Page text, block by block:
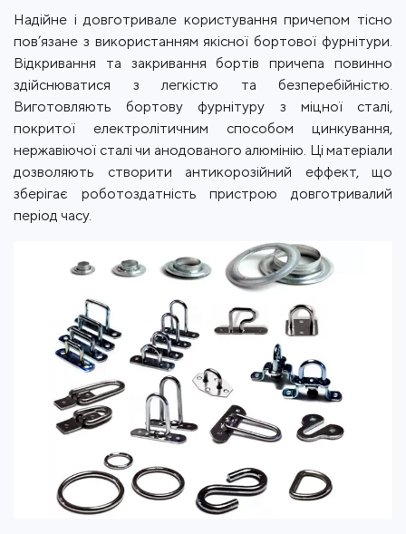
Надійне і довготривале користування причепом тісно
пов’язане з використанням якісної бортової фурнітури.
Відкривання та закривання бортів причепа повинно
здійснюватися з легкістю та безперебійністю.
Виготовляють бортову фурнітуру з міцної сталі,
покритої електролітичним способом цинкування,
нержавіючої сталі чи анодованого алюмінію. Ці матеріали
дозволяють створити антикорозійний еффект, що
зберігає роботоздатність пристрою довготривалий
період часу.